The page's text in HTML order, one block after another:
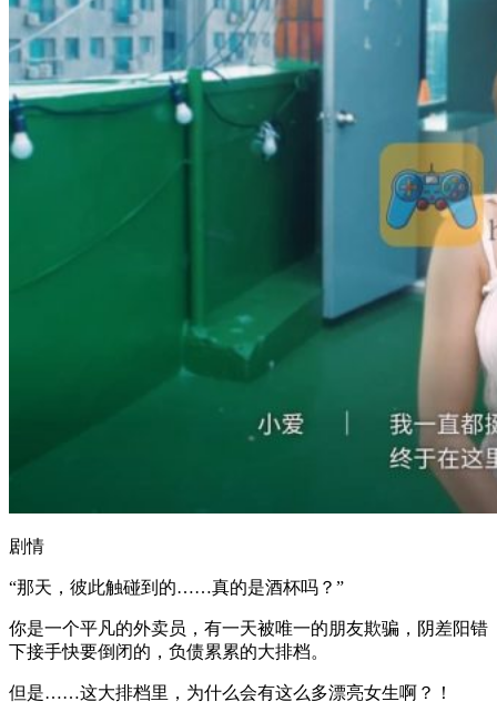
剧情
“那天，彼此触碰到的……真的是酒杯吗？”
你是一个平凡的外卖员，有一天被唯一的朋友欺骗，阴差阳错
下接手快要倒闭的，负债累累的大排档。
但是……这大排档里，为什么会有这么多漂亮女生啊？！